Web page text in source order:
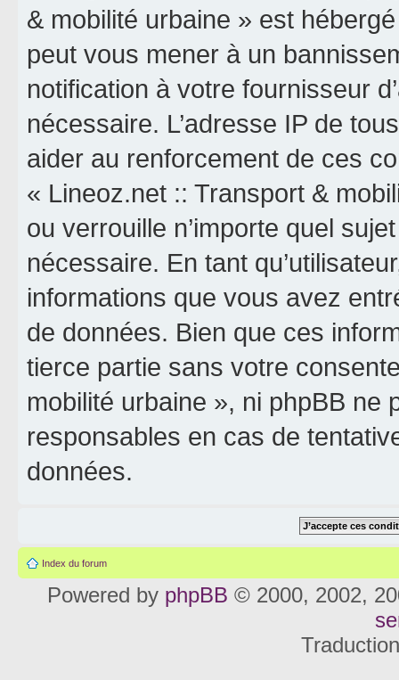
& mobilité urbaine » est
peut vous mener à un
notification à votre fournisseur
nécessaire. L’adresse IP de
aider au renforcement de ces
« Lineoz.net :: Transport &
ou verrouille n’importe quel
nécessaire. En tant
informations que vous avez
de données. Bien que ces
tierce partie sans votre
mobilité urbaine », ni phpBB ne
responsables en cas de
données.
Index du forum
Powered by phpBB © 2000, 2002,